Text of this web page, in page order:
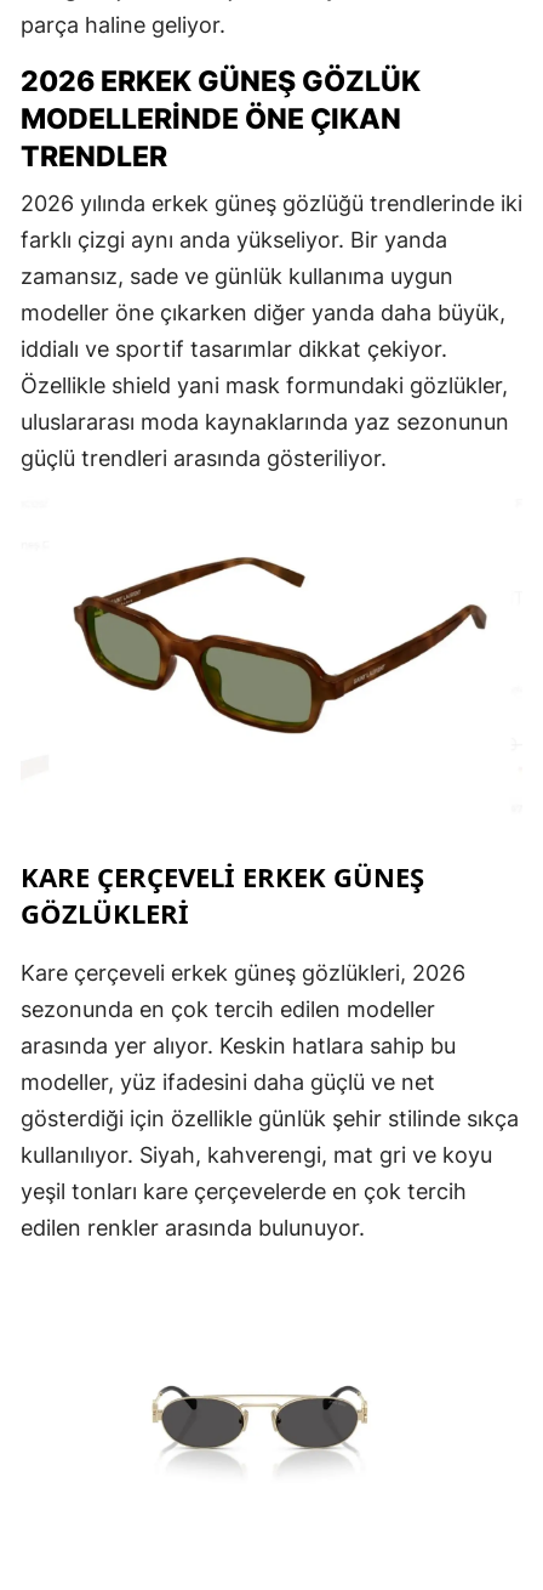
parça haline geliyor.
2026 ERKEK GÜNEŞ GÖZLÜK
MODELLERINDE ÖNE ÇIKAN
TRENDLER
2026 yılında erkek güneş gözlüğü trendlerinde iki
farklı çizgi aynı anda yükseliyor. Bir yanda
zamansız, sade ve günlük kullanıma uygun
modeller öne çıkarken diğer yanda daha büyük,
iddialı ve sportif tasarımlar dikkat çekiyor.
Özellikle shield yani mask formundaki gözlükler,
uluslararası moda kaynaklarında yaz sezonunun
güçlü trendleri arasında gösteriliyor.
KARE ÇERÇEVELI ERKEK GÜNEŞ
GÖZLÜKLERI
Kare çerçeveli erkek güneş gözlükleri, 2026
sezonunda en çok tercih edilen modeller
arasında yer alıyor. Keskin hatlara sahip bu
modeller, yüz ifadesini daha güçlü ve net
gösterdiği için özellikle günlük şehir stilinde sıkça
kullanılıyor. Siyah, kahverengi, mat gri ve koyu
yeşil tonları kare çerçevelerde en çok tercih
edilen renkler arasında bulunuyor.